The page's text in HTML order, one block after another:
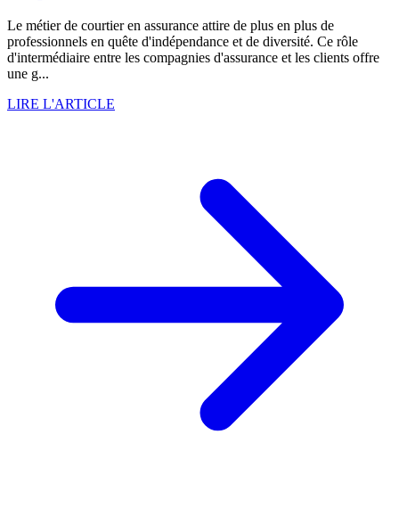
Le métier de courtier en assurance attire de plus en plus de
professionnels en quête d'indépendance et de diversité. Ce rôle
d'intermédiaire entre les compagnies d'assurance et les clients offre
une g...
LIRE L'ARTICLE